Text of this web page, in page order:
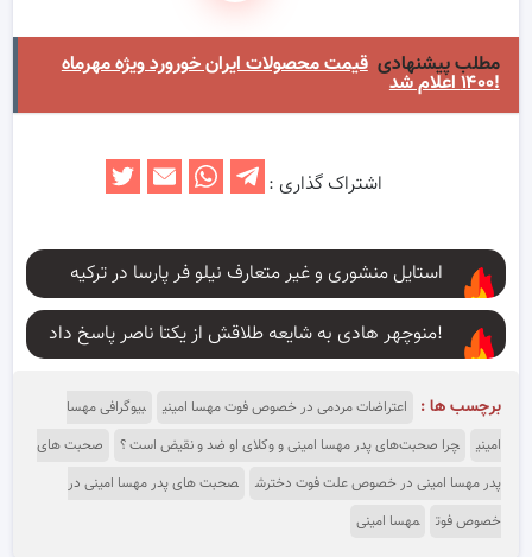
مطلب پیشنهادی قیمت محصولات ایران خورورد ویژه مهرماه
۱۴۰۰ اعلام شد!
اشتراک گذاری :
استایل منشوری و غیر متعارف نیلو فر پارسا در ترکیه
منوچهر هادی به شایعه طلاقش از یکتا ناصر پاسخ داد!
برچسب ها : اعتراضات مردمی در خصوص فوت مهسا امینی
بیوگرافی مهسا
امینی
چرا صحبت‌های پدر مهسا امینی و وکلای او ضد و نقیض است ؟
صحبت های
پدر مهسا امینی در خصوص علت فوت دخترش
صحبت های پدر مهسا امینی در
خصوص فوت
مهسا امینی